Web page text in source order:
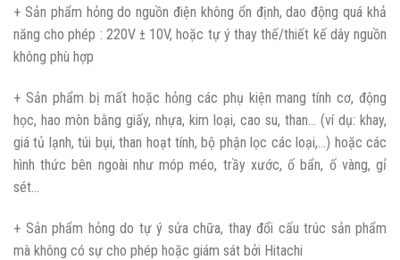
+ Sản phẩm hỏng do nguồn điện không ổn định, dao động quá khả
năng cho phép : 220V ± 10V, hoặc tự ý thay thế/thiết kế dây nguồn
không phù hợp
+ Sản phẩm bị mất hoặc hỏng các phụ kiện mang tính cơ, động
học, hao mòn bằng giấy, nhựa, kim loại, cao su, than… (ví dụ: khay,
giá tủ lạnh, túi bụi, than hoạt tính, bộ phận lọc các loại,…) hoặc các
hình thức bên ngoài như móp méo, trầy xước, ố bẩn, ố vàng, gỉ
sét…
+ Sản phẩm hỏng do tự ý sửa chữa, thay đổi cấu trúc sản phẩm
mà không có sự cho phép hoặc giám sát bởi Hitachi